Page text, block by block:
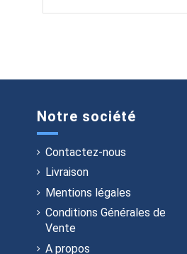
Notre société
Contactez-nous
Livraison
Mentions légales
Conditions Générales de
Vente
A propos